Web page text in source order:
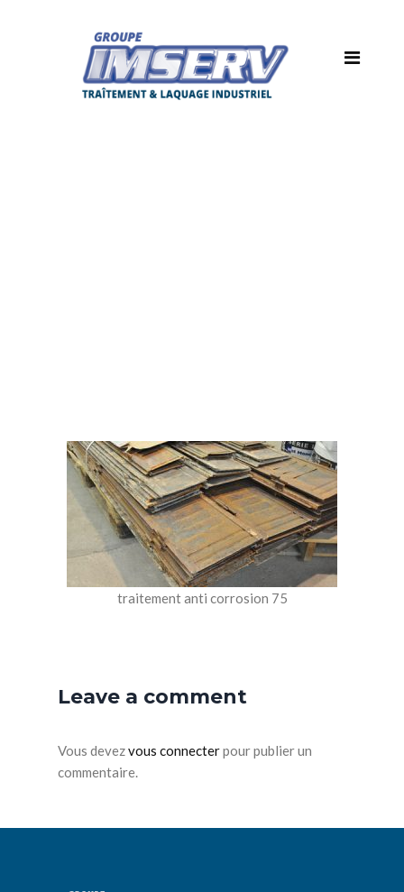
traitement anti corrosion 75
Leave a comment
Vous devezvous connecterpour publier un
commentaire.